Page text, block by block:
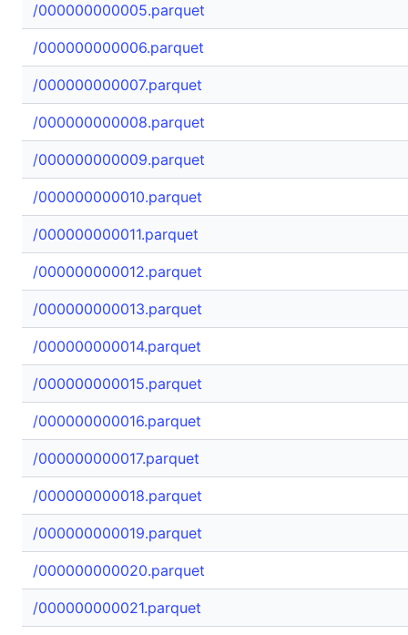
/000000000005.parquet
/000000000006.parquet
/000000000007.parquet
/000000000008.parquet
/000000000009.parquet
/000000000010.parquet
/000000000011.parquet
/000000000012.parquet
/000000000013.parquet
/000000000014.parquet
/000000000015.parquet
/000000000016.parquet
/000000000017.parquet
/000000000018.parquet
/000000000019.parquet
/000000000020.parquet
/000000000021.parquet